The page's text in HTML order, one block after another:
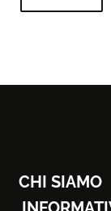
CHI SIAMO